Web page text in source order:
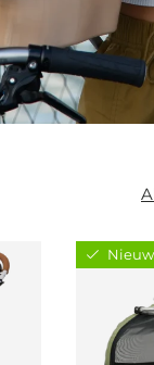
Nieuw